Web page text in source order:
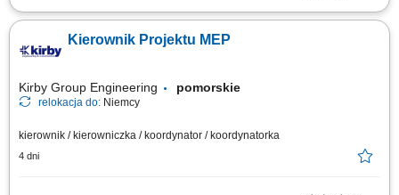
Opis stanowiska Kompleksowe zarządzanie projektami z zakresu
oraz koordynowanie realizacji inwestycji zgodnie z harmonogramem,
budżetem i wymaganiami jakościowymi. Zarządzanie pracą
Kierownik Projektu MEP
Kirby Group Engineering pomorskie
relokacja do: Niemcy
kierownik / kierowniczka / koordynator / koordynatorka
4 dni